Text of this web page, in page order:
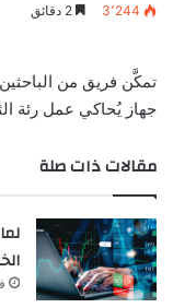
3٬244
تمكَّن فريق من
جهاز يُحاكي عمل رئة
مقالات ذات صلة